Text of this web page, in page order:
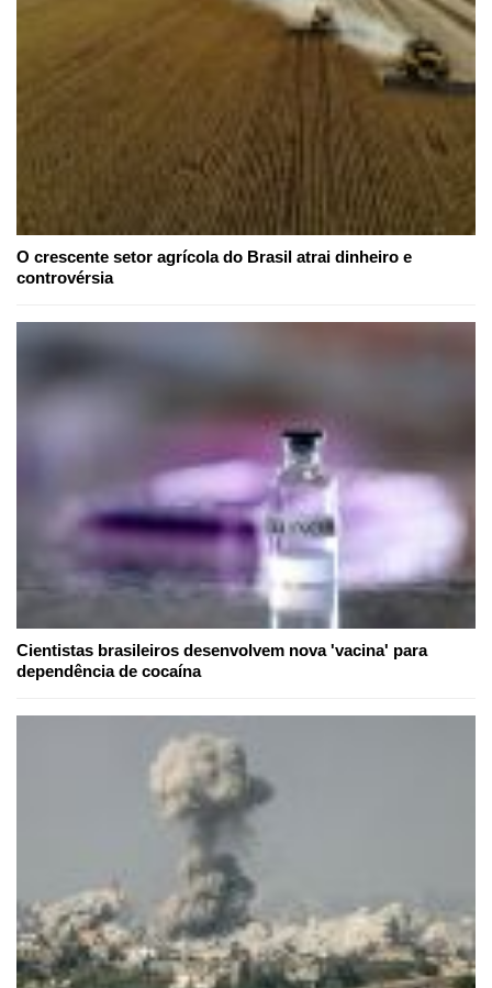
O crescente setor agrícola do Brasil atrai dinheiro e
controvérsia
Cientistas brasileiros desenvolvem nova 'vacina' para
dependência de cocaína